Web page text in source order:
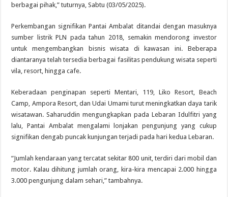
berbagai pihak,” tuturnya, Sabtu (03/05/2025).
Perkembangan signifikan Pantai Ambalat ditandai dengan masuknya
sumber listrik PLN pada tahun 2018, semakin mendorong investor
untuk mengembangkan bisnis wisata di kawasan ini. Beberapa
diantaranya telah tersedia berbagai fasilitas pendukung wisata seperti
vila, resort, hingga cafe.
Keberadaan penginapan seperti Mentari, 119, Liko Resort, Beach
Camp, Ampora Resort, dan Udai Umami turut meningkatkan daya tarik
wisatawan. Saharuddin mengungkapkan pada Lebaran Idulfitri yang
lalu, Pantai Ambalat mengalami lonjakan pengunjung yang cukup
signifikan dengab puncak kunjungan terjadi pada hari kedua Lebaran.
“Jumlah kendaraan yang tercatat sekitar 800 unit, terdiri dari mobil dan
motor. Kalau dihitung jumlah orang, kira-kira mencapai 2.000 hingga
3.000 pengunjung dalam sehari,” tambahnya.